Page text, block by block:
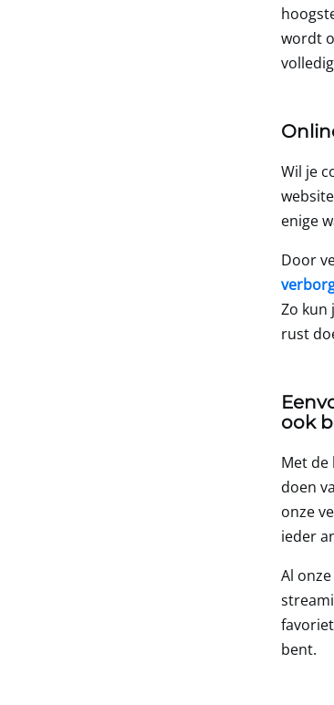
wordt
Wil je
enige
Door
Zo kun
rust
ook
Met de
doen
onze
ieder
Al
bent.